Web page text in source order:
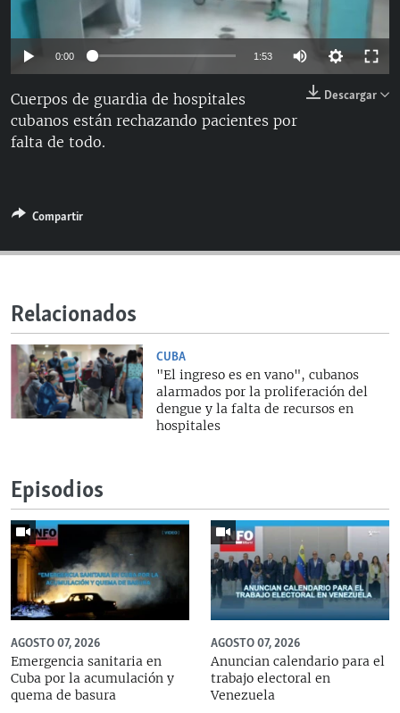
RADIO MARTÍ
ESPECIALES
LA REALIDAD DE LA VIVIENDA EN CUBA
SER VIEJO EN CUBA
MULTIMEDIA
EDITORIALES
0:00 1:53
144p
Descargar
Cuerpos de guardia de hospitales
cubanos están rechazando pacientes por
falta de todo.
Compartir
Relacionados
CUBA
"El ingreso es en vano", cubanos
alarmados por la proliferación del
dengue y la falta de recursos en
hospitales
Episodios
AGOSTO 07, 2026
Emergencia sanitaria en
Cuba por la acumulación y
quema de basura
AGOSTO 07, 2026
Anuncian calendario para el
trabajo electoral en
Venezuela